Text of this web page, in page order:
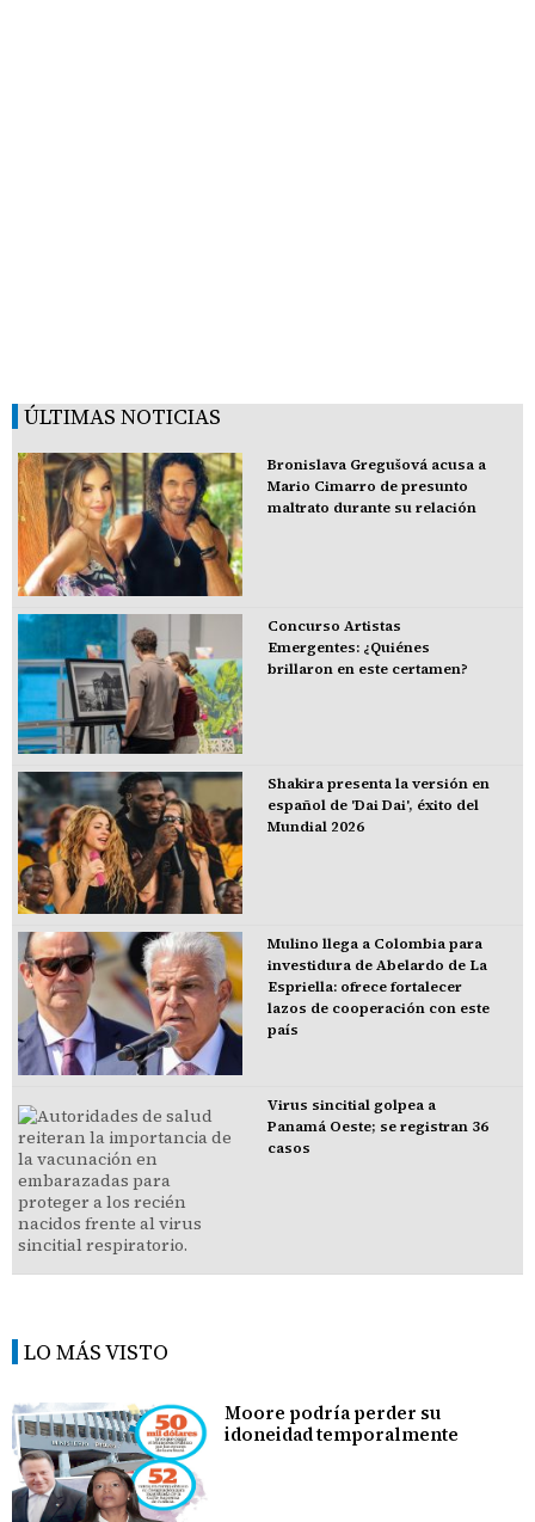
ÚLTIMAS NOTICIAS
Bronislava Gregušová acusa a
Mario Cimarro de presunto
maltrato durante su relación
Concurso Artistas
Emergentes: ¿Quiénes
brillaron en este certamen?
Shakira presenta la versión en
español de 'Dai Dai', éxito del
Mundial 2026
Mulino llega a Colombia para
investidura de Abelardo de La
Espriella: ofrece fortalecer
lazos de cooperación con este
país
Virus sincitial golpea a
Panamá Oeste; se registran 36
casos
LO MÁS VISTO
Moore podría perder su
idoneidad temporalmente